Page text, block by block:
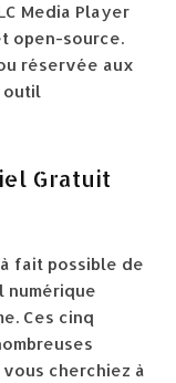
Media Player
open-source.
réservée aux
outil
Gratuit
fait possible de
numérique
Ces cinq
cherchiez à